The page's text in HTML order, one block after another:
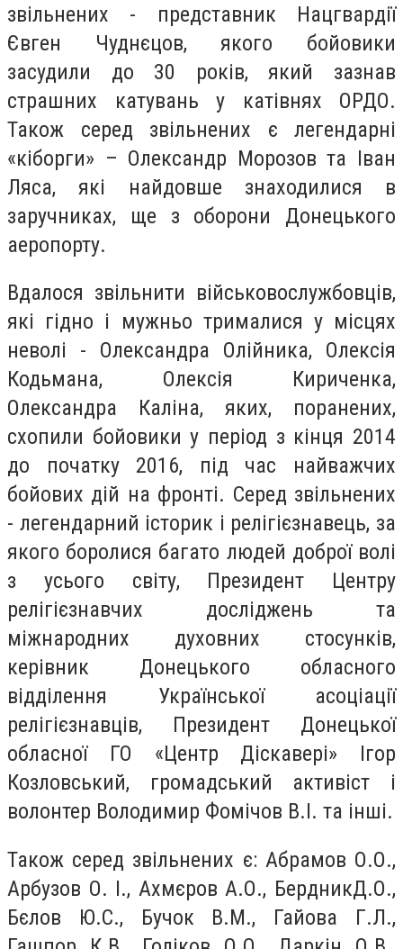
звільнених - представник Нацгвардії
Євген Чуднєцов, якого бойовики
засудили до 30 років, який зазнав
страшних катувань у катівнях ОРДО.
Також серед звільнених є легендарні
«кіборги» – Олександр Морозов та Іван
Ляса, які найдовше знаходилися в
заручниках, ще з оборони Донецького
аеропорту.
Вдалося звільнити військовослужбовців,
які гідно і мужньо трималися у місцях
неволі - Олександра Олійника, Олексія
Кодьмана, Олексія Кириченка,
Олександра Каліна, яких, поранених,
схопили бойовики у період з кінця 2014
до початку 2016, під час найважчих
бойових дій на фронті. Серед звільнених
- легендарний історик і релігієзнавець, за
якого боролися багато людей доброї волі
з усього світу, Президент Центру
релігієзнавчих досліджень та
міжнародних духовних стосунків,
керівник Донецького обласного
відділення Української асоціації
релігієзнавців, Президент Донецької
обласної ГО «Центр Діскавері» Ігор
Козловський, громадський активіст і
волонтер Володимир Фомічов В.І. та інші.
Також серед звільнених є: Абрамов О.О.,
Арбузов О. І., Ахмєров А.О., БердникД.О.,
Бєлов Ю.С., Бучок В.М., Гайова Г.Л.,